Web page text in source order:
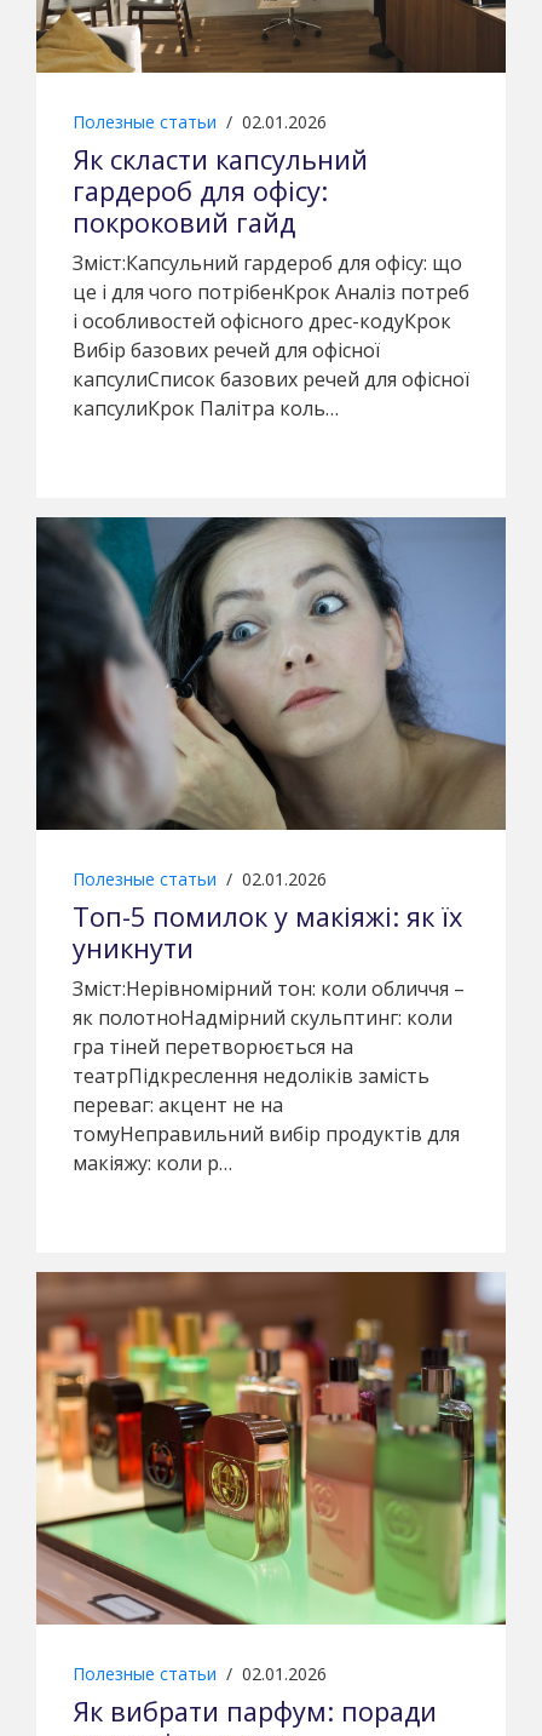
Полезные статьи / 02.01.2026
Як скласти капсульний
гардероб для офісу:
покроковий гайд
Зміст:Капсульний гардероб для офісу: що
це і для чого потрібенКрок Аналіз потреб
і особливостей офісного дрес-кодуКрок
Вибір базових речей для офісної
капсулиСписок базових речей для офісної
капсулиКрок Палітра коль…
Полезные статьи / 02.01.2026
Топ-5 помилок у макіяжі: як їх
уникнути
Зміст:Нерівномірний тон: коли обличчя –
як полотноНадмірний скульптинг: коли
гра тіней перетворюється на
театрПідкреслення недоліків замість
переваг: акцент не на
томуНеправильний вибір продуктів для
макіяжу: коли р…
Полезные статьи / 02.01.2026
Як вибрати парфум: поради